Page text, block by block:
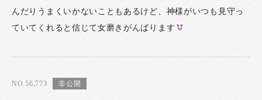
んだりうまくいかないこともあるけど、神様がいつも見守っ
ていてくれると信じて女磨きがんばります
NO.56,773